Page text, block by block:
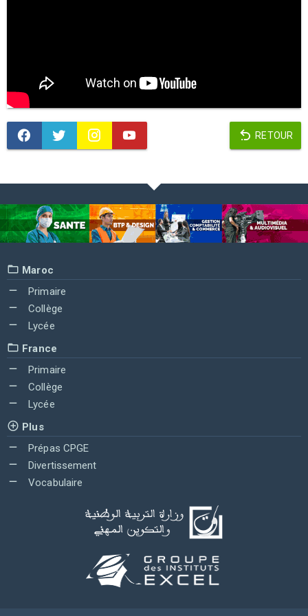
RETOUR
Maroc
Primaire
Collège
Lycée
France
Primaire
Collège
Lycée
Plus
Prépas CPGE
Divertissement
Vocabulaire